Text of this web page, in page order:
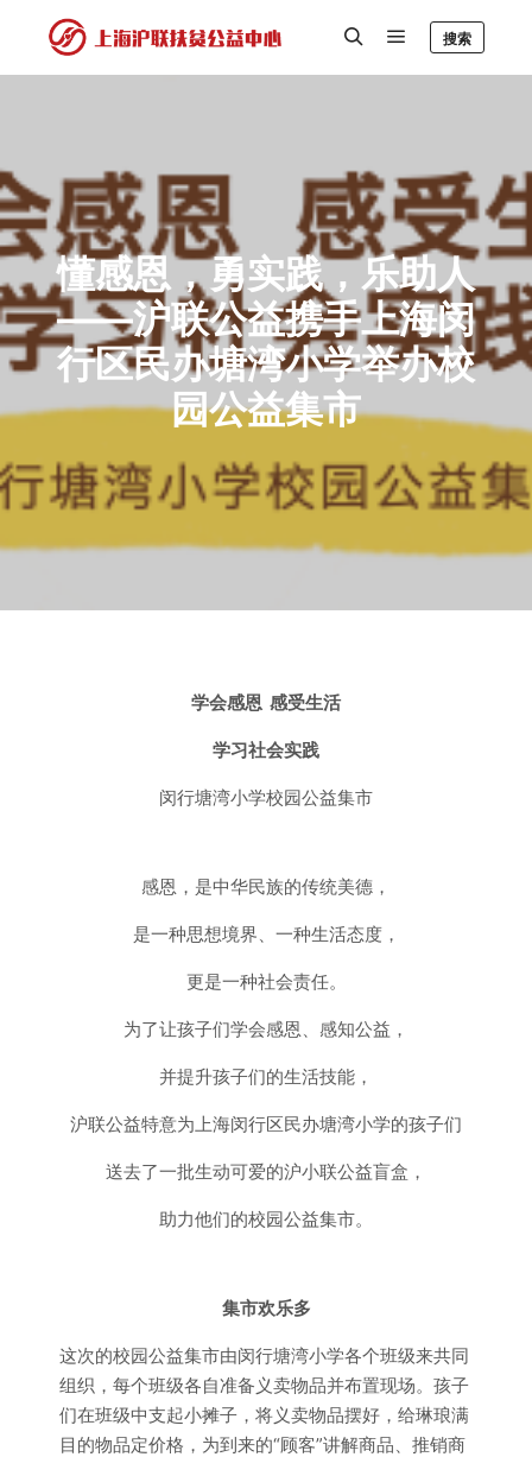
搜索
懂感恩，勇实践，乐助人
——沪联公益携手上海闵
行区民办塘湾小学举办校
园公益集市
学会感恩 感受生活
学习社会实践
闵行塘湾小学校园公益集市
感恩，是中华民族的传统美德，
是一种思想境界、一种生活态度，
更是一种社会责任。
为了让孩子们学会感恩、感知公益，
并提升孩子们的生活技能，
沪联公益特意为上海闵行区民办塘湾小学的孩子们
送去了一批生动可爱的沪小联公益盲盒，
助力他们的校园公益集市。
集市欢乐多
这次的校园公益集市由闵行塘湾小学各个班级来共同
组织，每个班级各自准备义卖物品并布置现场。孩子
们在班级中支起小摊子，将义卖物品摆好，给琳琅满
目的物品定价格，为到来的“顾客”讲解商品、推销商